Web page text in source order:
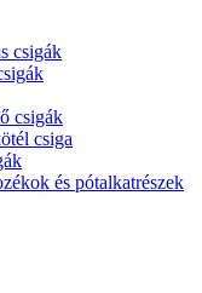
csigák
csigák
csiga
és pótalkatrészek